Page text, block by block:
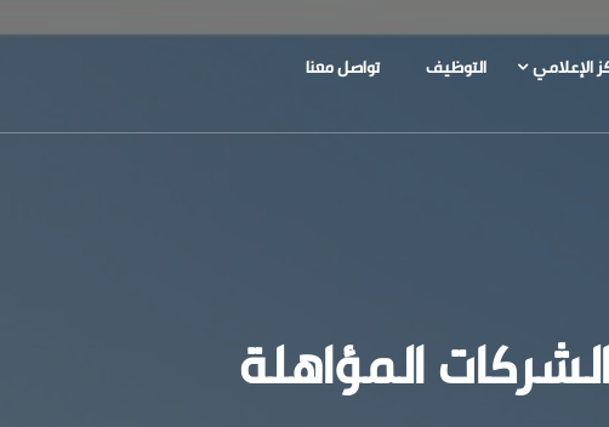
الإعلامي التوظيف تواصل معنا
المؤاهلة